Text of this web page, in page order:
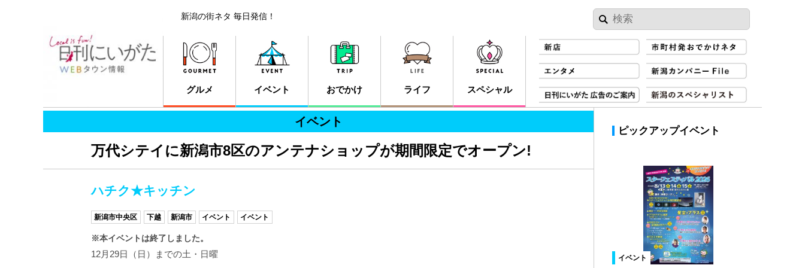
新潟の街ネタ 毎日発信！
グルメ イベント おでかけ ライフ スペシャル
イベント
万代シテイに新潟市8区のアンテナショップが期間限定でオープン!
ハチク★キッチン
新潟市中央区 下越 新潟市 イベント イベント
※本イベントは終了しました。
12月29日（日）までの土・日曜
ピックアップイベント
イベント